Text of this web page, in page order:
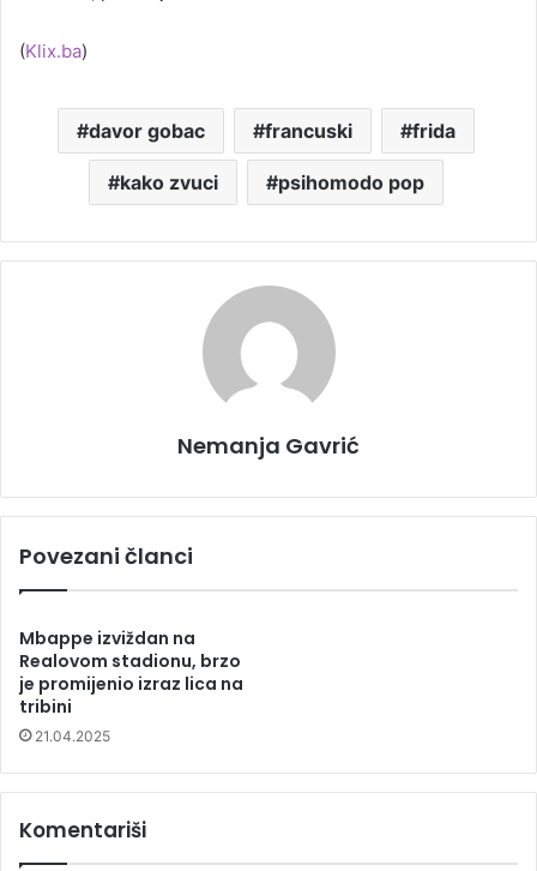
(Klix.ba)
davor gobac francuski frida
kako zvuci psihomodo pop
Nemanja Gavrić
Povezani članci
Mbappe izviždan na
Realovom stadionu, brzo
je promijenio izraz lica na
tribini
21.04.2025
Komentariši